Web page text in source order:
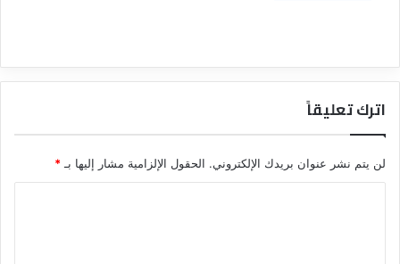
اترك تعليقاً
لن يتم نشر عنوان بريدك الإلكتروني. الحقول الإلزامية مشار إليها بـ*